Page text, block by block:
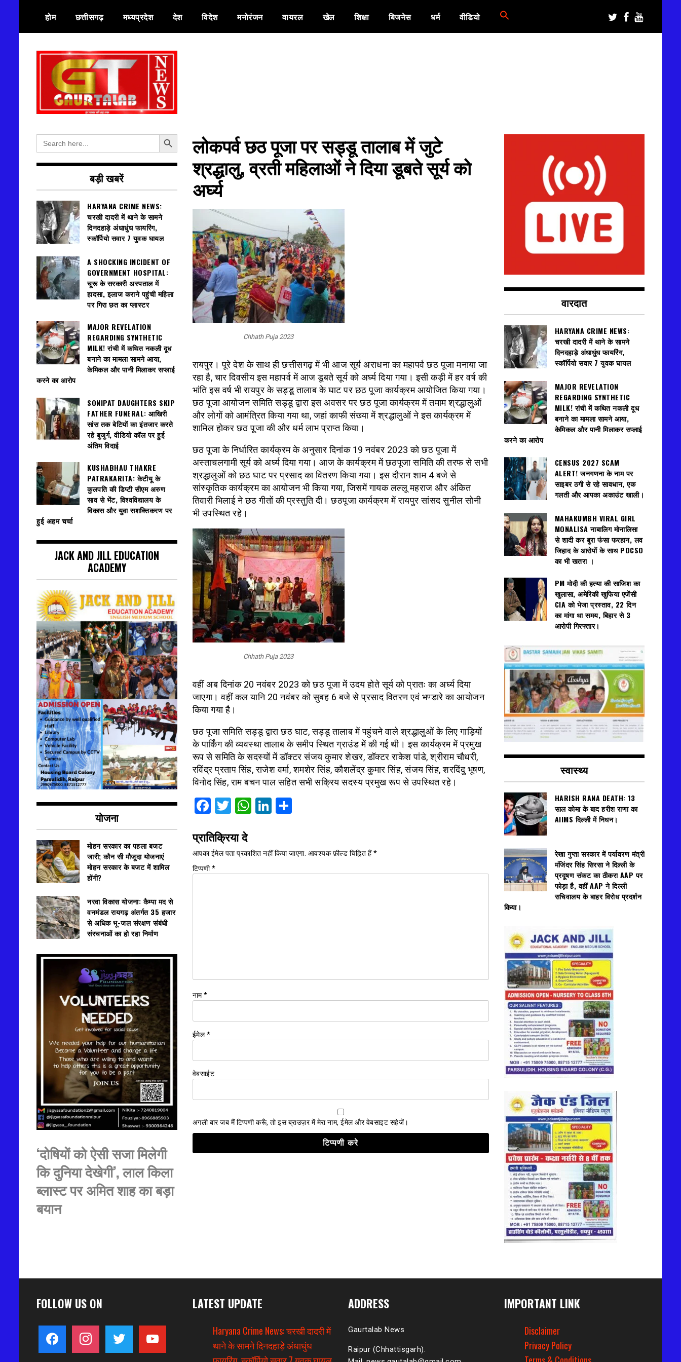
content
होम छत्तीसगढ़ मध्यप्रदेश देश विदेश मनोरंजन वायरल खेल शिक्षा बिजनेस धर्म वीडियो
गौरतलब न्यूज
लोकपर्व छठ पूजा पर सड्डू तालाब में जुटे
श्रद्धालु, व्रती महिलाओं ने दिया डूबते सूर्य को
अर्घ्य
Chhath Puja 2023
रायपुर। पूरे देश के साथ ही छत्तीसगढ़ में भी आज सूर्य अराधना का महापर्व छठ पूजा मनाया जा
रहा है, चार दिवसीय इस महापर्व में आज डूबते सूर्य को अर्घ्य दिया गया। इसी कड़ी में हर वर्ष की
भांति इस वर्ष भी रायपुर के सड्डू तालाब के घाट पर छठ पूजा कार्यक्रम आयोजित किया गया।
छठ पूजा आयोजन समिति सड्डू द्वारा इस अवसर पर छठ पूजा कार्यक्रम में तमाम श्रद्धालुओं
और लोगों को आमंत्रित​ किया गया था, जहां काफी संख्या में श्रद्धालुओं ने इस कार्यक्रम में
शामिल होकर छठ पूजा की और धर्म लाभ प्राप्त किया।
छठ पूजा के निर्धारित कार्यक्रम के अनुसार दिनांक 19 नवंबर 2023 को छठ पूजा में
अस्ताचलगामी सूर्य को अर्घ्य दिया गया। आज के कार्यक्रम में छठपूजा समिति की तरफ से सभी
श्रद्धालुओं को छठ घाट पर प्रसाद का वितरण किया गया। इस दौरान शाम 4 बजे से
सांस्कृतिक कार्यक्रम का आयोजन भी किया गया, जिसमें गायक लल्लू महराज और अंकित
तिवारी भिलाई ने छठ गीतों की प्रस्तुति दी। छठपूजा कार्यक्रम में रायपुर सांसद सुनील सोनी
भी उपस्थित रहे।
Chhath Puja 2023
वहीं अब दिनांक 20 नवंबर 2023 को छठ पूजा में उदय होते सूर्य को प्रातः का अर्घ्य दिया
जाएगा। वहीं कल यानि 20 नवंबर को सुबह 6 बजे से प्रसाद वितरण एवं भण्डारे का आयोजन
किया गया है।
छठ पूजा समिति सड्डू द्वारा छठ घाट, सड्डू तालाब में पहुंचने वाले श्रद्धालुओं के लिए गाड़ियों
के पार्किंग की व्यवस्था तालाब के समीप स्थित ग्राउंड में की गई थी। इस कार्यक्रम में प्रमुख
रूप से समिति के सदस्यों में डॉक्टर संजय कुमार शेखर, डॉक्टर राकेश पांडे, श्रीराम चौधरी,
रविंद्र प्रताप सिंह, राजेश वर्मा, शमशेर सिंह, कौशलेंद्र कुमार सिंह, संजय सिंह, शरदिंदु भूषण,
विनोद सिंह, राम बचन पाल सहित सभी सक्रिय सदस्य प्रमुख रूप से उपस्थित रहे।
Facebook
Twitter
WhatsApp
LinkedIn
Share
प्रातिक्रिया दे
आपका ईमेल पता प्रकाशित नहीं किया जाएगा. आवश्यक फ़ील्ड चिह्नित हैं*
टिप्पणी*
नाम*
ईमेल*
वेबसाईट
अगली बार जब मैं टिप्पणी करूँ, तो इस ब्राउज़र में मेरा नाम, ईमेल और वेबसाइट सहेजें।
Search
for:
Search Button
बड़ी खबरें
HARYANA CRIME NEWS:
चरखी दादरी में थाने के सामने
दिनदहाड़े अंधाधुंध फायरिंग,
स्कॉर्पियो सवार 7 युवक घायल
A SHOCKING INCIDENT OF
GOVERNMENT HOSPITAL:
चूरू के सरकारी अस्पताल में
हादसा, इलाज कराने पहुंची महिला
पर गिरा छत का प्लास्टर
MAJOR REVELATION
REGARDING SYNTHETIC
MILK! रांची में कथित नकली दूध
बनाने का मामला सामने आया,
केमिकल और पानी मिलाकर सप्लाई
करने का आरोप
SONIPAT DAUGHTERS SKIP
FATHER FUNERAL: आखिरी
सांस तक बेटियों का इंतजार करते
रहे बुजुर्ग, वीडियो कॉल पर हुई
अंतिम विदाई
KUSHABHAU THAKRE
PATRAKARITA: केटीयू के
कुलपति की डिप्टी सीएम अरुण
साव से भेंट, विश्वविद्यालय के
विकास और युवा सशक्तिकरण पर
हुई अहम चर्चा
JACK AND JILL EDUCATION
ACADEMY
योजना
मोहन सरकार का पहला बजट
जारी; कौन सी मौजूदा योजनाएं
मोहन सरकार के बजट में शामिल
होंगी?
नरवा विकास योजना: कैम्पा मद से
वनमंडल रायगढ़ अंतर्गत 35 हजार
से अधिक भू-जल संरक्षण संबंधी
संरचनाओं का हो रहा निर्माण
‘दोषियों को ऐसी सजा मिलेगी
कि दुनिया देखेगी’, लाल किला
ब्लास्ट पर अमित शाह का बड़ा
बयान
वारदात
HARYANA CRIME NEWS:
चरखी दादरी में थाने के सामने
दिनदहाड़े अंधाधुंध फायरिंग,
स्कॉर्पियो सवार 7 युवक घायल
MAJOR REVELATION
REGARDING SYNTHETIC
MILK! रांची में कथित नकली दूध
बनाने का मामला सामने आया,
केमिकल और पानी मिलाकर सप्लाई
करने का आरोप
CENSUS 2027 SCAM
ALERT! जनगणना के नाम पर
साइबर ठगी से रहे सावधान, एक
गलती और आपका अकाउंट खाली।
MAHAKUMBH VIRAL GIRL
MONALISA नाबालिग मोनालिसा
से शादी कर बुरा फंसा फरहान, लव
जिहाद के आरोपों के साथ POCSO
का भी खतरा ।
PM मोदी की हत्या की साजिश का
खुलासा, अमेरिकी खुफिया एजेंसी
CIA को भेजा प्रस्ताव, 22 दिन
का मांगा था समय, बिहार से 3
आरोपी गिरफ्तार।
स्वास्थ्य
HARISH RANA DEATH: 13
साल कोमा के बाद हरीश राणा का
AIIMS दिल्ली में निधन।
रेखा गुप्ता सरकार में पर्यावरण मंत्री
मंजिंदर सिंह सिरसा ने दिल्ली के
प्रदूषण संकट का ठीकरा AAP पर
फोड़ा है, वहीं AAP ने दिल्ली
सचिवालय के बाहर विरोध प्रदर्शन
किया।
FOLLOW US ON
facebook instagram twitter youtube
LATEST UPDATE
Haryana Crime News: चरखी दादरी में
थाने के सामने दिनदहाड़े अंधाधुंध
ADDRESS
Gaurtalab News
Raipur (Chhattisgarh).
IMPORTANT LINK
Disclaimer
Privacy Policy